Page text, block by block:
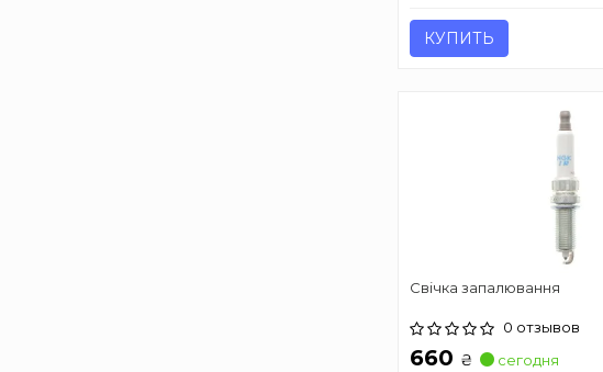
КУПИТЬ
Свічка запалювання
0 отзывов
660 ₴
сегодня